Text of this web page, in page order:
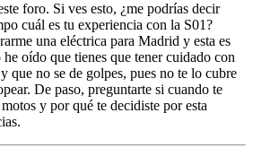
foro. Si ves esto, ¿me podrías decir
cuál es tu experiencia con la S01?
una eléctrica para Madrid y esta es
oído que tienes que tener cuidado con
que no se de golpes, pues no te lo cubre
De paso, preguntarte si cuando te
y por qué te decidiste por esta